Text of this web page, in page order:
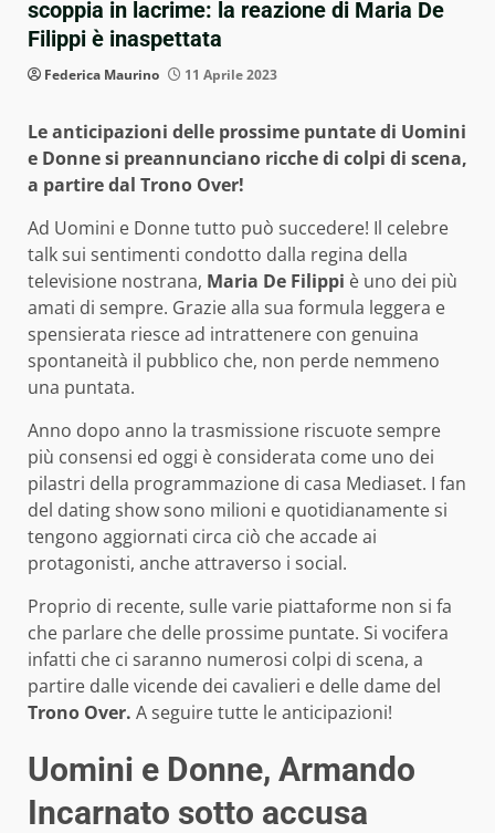
scoppia in lacrime: la reazione di Maria De
Filippi è inaspettata
Federica Maurino 11 Aprile 2023
Le anticipazioni delle prossime puntate di Uomini
e Donne si preannunciano ricche di colpi di scena,
a partire dal Trono Over!
Ad Uomini e Donne tutto può succedere! Il celebre
talk sui sentimenti condotto dalla regina della
televisione nostrana, Maria De Filippi è uno dei più
amati di sempre. Grazie alla sua formula leggera e
spensierata riesce ad intrattenere con genuina
spontaneità il pubblico che, non perde nemmeno
una puntata.
Anno dopo anno la trasmissione riscuote sempre
più consensi ed oggi è considerata come uno dei
pilastri della programmazione di casa Mediaset. I fan
del dating show sono milioni e quotidianamente si
tengono aggiornati circa ciò che accade ai
protagonisti, anche attraverso i social.
Proprio di recente, sulle varie piattaforme non si fa
che parlare che delle prossime puntate. Si vocifera
infatti che ci saranno numerosi colpi di scena, a
partire dalle vicende dei cavalieri e delle dame del
Trono Over. A seguire tutte le anticipazioni!
Uomini e Donne, Armando
Incarnato sotto accusa